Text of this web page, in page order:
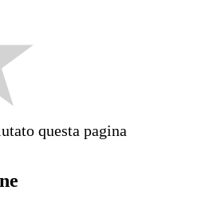
questa pagina